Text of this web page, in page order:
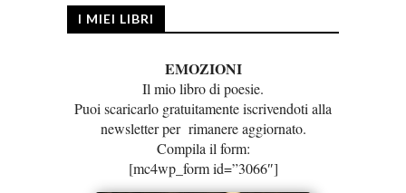
I MIEI LIBRI
EMOZIONI
Il mio libro di poesie.
Puoi scaricarlo gratuitamente iscrivendoti alla
newsletter per rimanere aggiornato.
Compila il form:
[mc4wp_form id=”3066″]